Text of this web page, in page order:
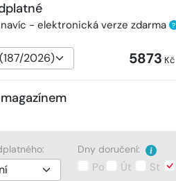
- elektronická verze zdarma ?
5873 Kč
Dny doručení:
Po Út St